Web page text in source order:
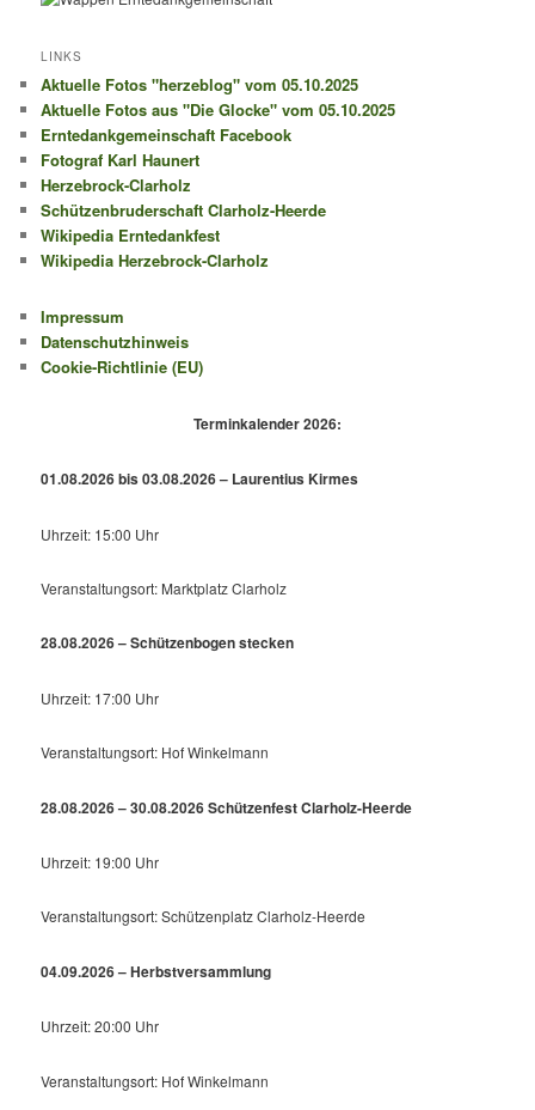
LINKS
Aktuelle Fotos "herzeblog" vom 05.10.2025
Aktuelle Fotos aus "Die Glocke" vom 05.10.2025
Erntedankgemeinschaft Facebook
Fotograf Karl Haunert
Herzebrock-Clarholz
Schützenbruderschaft Clarholz-Heerde
Wikipedia Erntedankfest
Wikipedia Herzebrock-Clarholz
Impressum
Datenschutzhinweis
Cookie-Richtlinie (EU)
Terminkalender 2026:
01.08.2026 bis 03.08.2026 – Laurentius Kirmes
Uhrzeit: 15:00 Uhr
Veranstaltungsort: Marktplatz Clarholz
28.08.2026 – Schützenbogen stecken
Uhrzeit: 17:00 Uhr
Veranstaltungsort: Hof Winkelmann
28.08.2026 – 30.08.2026 Schützenfest Clarholz-Heerde
Uhrzeit: 19:00 Uhr
Veranstaltungsort: Schützenplatz Clarholz-Heerde
04.09.2026 – Herbstversammlung
Uhrzeit: 20:00 Uhr
Veranstaltungsort: Hof Winkelmann